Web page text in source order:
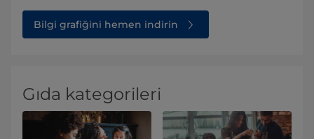
Bilgi grafiğini hemen indirin
Gıda kategorileri